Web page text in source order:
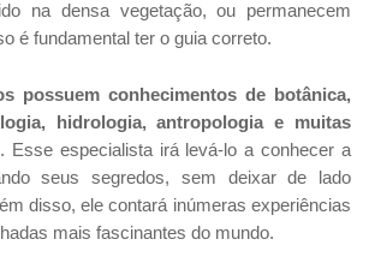
na densa vegetação, ou permanecem
é fundamental ter o guia correto.
possuem conhecimentos de botânica,
hidrologia, antropologia e muitas
. Esse especialista irá levá-lo a conhecer a
seus segredos, sem deixar de lado
disso, ele contará inúmeras experiências
mais fascinantes do mundo.